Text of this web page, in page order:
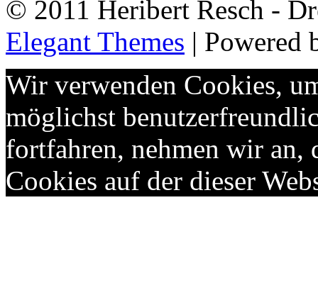
© 2011 Heribert Resch -
Elegant Themes | Powered
Wir verwenden Cookies,
möglichst
fortfahren, nehmen wir an,
Cookies auf der dieser